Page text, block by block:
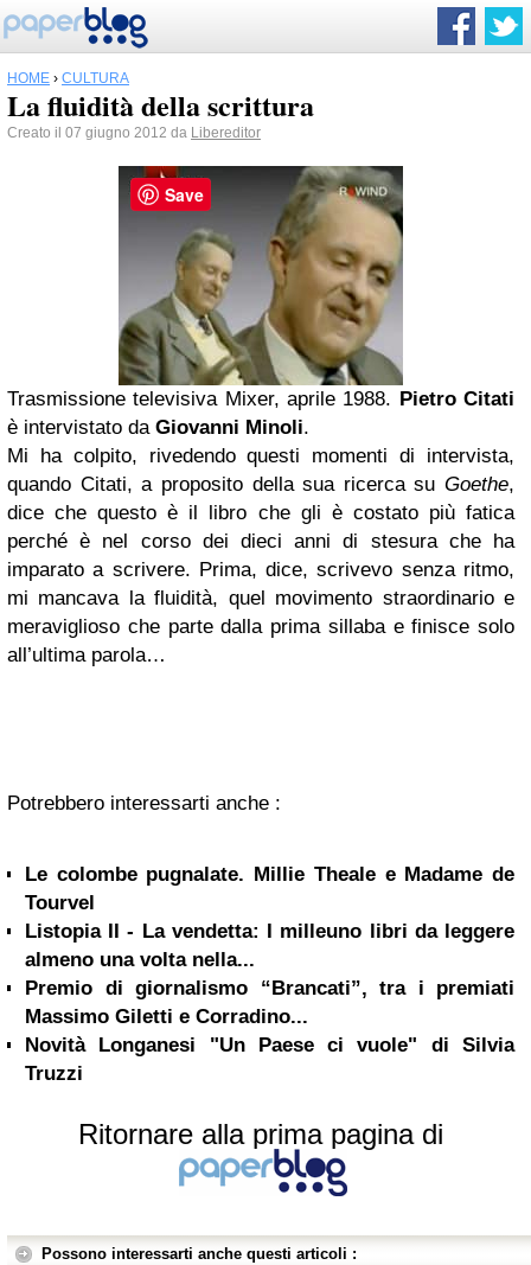
HOME › CULTURA
La fluidità della scrittura
Creato il 07 giugno 2012 da Libereditor
Trasmissione televisiva Mixer, aprile 1988. Pietro Citati
è intervistato da Giovanni Minoli.
Mi ha colpito, rivedendo questi momenti di intervista,
quando Citati, a proposito della sua ricerca su Goethe,
dice che questo è il libro che gli è costato più fatica
perché è nel corso dei dieci anni di stesura che ha
imparato a scrivere. Prima, dice, scrivevo senza ritmo,
mi mancava la fluidità, quel movimento straordinario e
meraviglioso che parte dalla prima sillaba e finisce solo
all’ultima parola…
Potrebbero interessarti anche :
Le colombe pugnalate. Millie Theale e Madame de
Tourvel
Listopia II - La vendetta: I milleuno libri da leggere
almeno una volta nella...
Premio di giornalismo “Brancati”, tra i premiati
Massimo Giletti e Corradino...
Novità Longanesi "Un Paese ci vuole" di Silvia
Truzzi
Ritornare alla prima pagina di
Possono interessarti anche questi articoli :
Save